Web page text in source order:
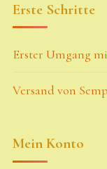
Erste Schritte
Erster Umgang
Versand von
Mein Konto